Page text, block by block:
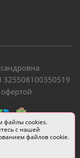
файлы cookies.
с нашей
файлов cookie.